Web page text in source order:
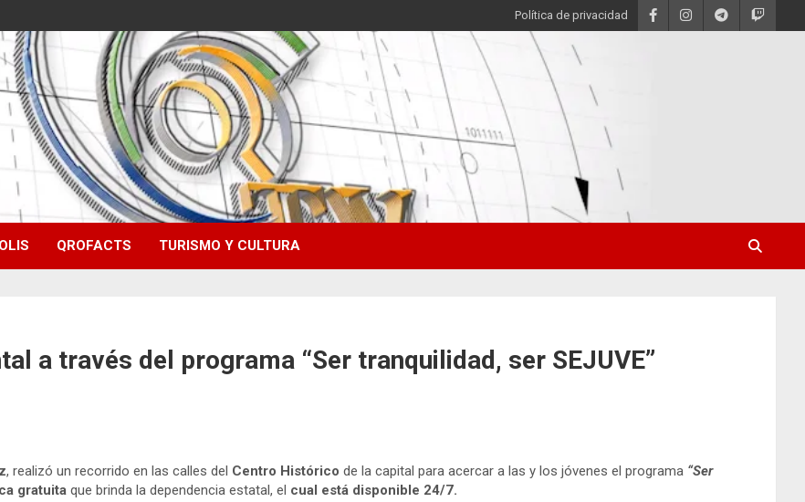
Política de privacidad
QROFACTS TURISMO Y CULTURA
a través del programa “Ser tranquilidad, ser SEJUVE”
, realizó un recorrido en las calles del Centro Histórico de la capital para acercar a las y los jóvenes el programa “Ser
gratuita que brinda la dependencia estatal, el cual está disponible 24/7.